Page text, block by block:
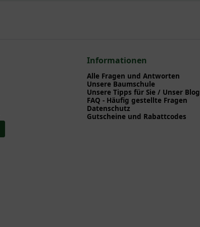
Informationen
Alle Fragen und Antworten
Unsere Baumschule
Unsere Tipps für Sie / Unser Blog
FAQ - Häufig gestellte Fragen
Datenschutz
Gutscheine und Rabattcodes